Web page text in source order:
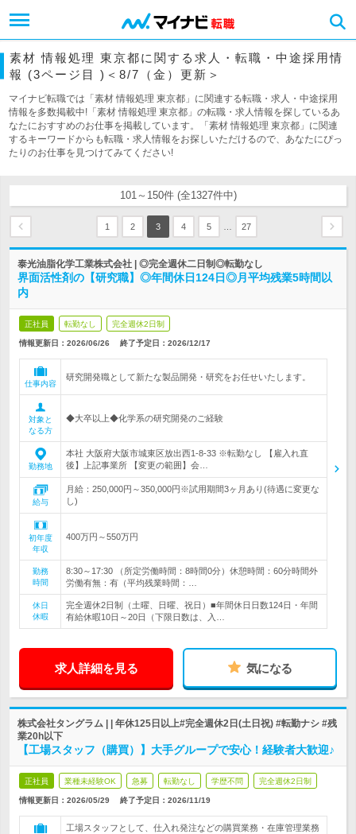
素材 情報処理 東京都に関する求人・転職・中途採用情
報 (3ページ目 )＜8/7（金）更新＞
マイナビ転職では「素材 情報処理 東京都」に関連する転職・求人・中途採用
情報を多数掲載中!「素材 情報処理 東京都」の転職・求人情報を探しているあ
なたにおすすめのお仕事を掲載しています。「素材 情報処理 東京都」に関連
するキーワードからも転職・求人情報をお探しいただけるので、あなたにぴっ
たりのお仕事を見つけてみてください!
101～150件 (全1327件中)
1 2 3 4 5 27
泰光油脂化学工業株式会社 | ◎完全週休二日制◎転勤なし
界面活性剤の【研究職】◎年間休日124日◎月平均残業5時間以
内
正社員 転勤なし 完全週休2日制
情報更新日：2026/06/26 終了予定日： 2026/12/17
仕事内容
研究開発職として新たな製品開発・研究をお任せいたします。
対象と
なる方
◆大卒以上◆化学系の研究開発のご経験
勤務地
本社 大阪府大阪市城東区放出西1-8-33 ※転勤なし 【雇入れ直
後】上記事業所 【変更の範囲】会…
給与
月給：250,000円～350,000円※試用期間3ヶ月あり(待遇に変更な
し)
初年度
年収
400万円～550万円
勤務
時間
8:30～17:30 （所定労働時間：8時間0分）休憩時間：60分時間外
労働有無：有（平均残業時間：…
休日
休暇
完全週休2日制（土曜、日曜、祝日）■年間休日日数124日・年間
有給休暇10日～20日（下限日数は、入…
求人詳細を見る 気になる
株式会社タングラム | | 年休125日以上#完全週休2日(土日祝) #転勤ナシ #残
業20h以下
【工場スタッフ（購買）】大手グループで安心！経験者大歓迎♪
正社員 業種未経験OK 急募 転勤なし 学歴不問 完全週休2日制
情報更新日：2026/05/29 終了予定日： 2026/11/19
工場スタッフとして、仕入れ発注などの購買業務・在庫管理業務